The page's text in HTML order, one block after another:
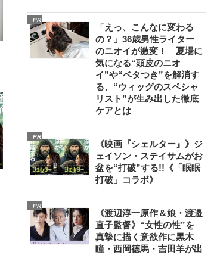
PR
「えっ、こんなに変わる
の？」36歳男性ライター
のニオイが激変！ 夏場に
気になる“頭皮のニオ
イ”や“ベタつき”を解消す
る、“ウィッグのスペシャ
リスト”が生み出した徹底
ケアとは
PR
《映画『シェルター』》ジ
ェイソン・ステイサムがお
盆を“打破”する!!《「眠眠
打破」コラボ》
PR
《渡辺淳一原作＆娘・渡邉
直子監督》“女性の性”を
真摯に描く意欲作に黒木
瞳・西岡德馬・吉田羊が出